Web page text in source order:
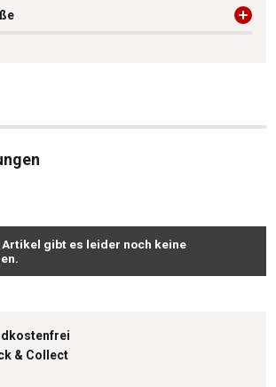
von 0 von 5 Sternen
Artikel gibt es leider noch keine
& Collect